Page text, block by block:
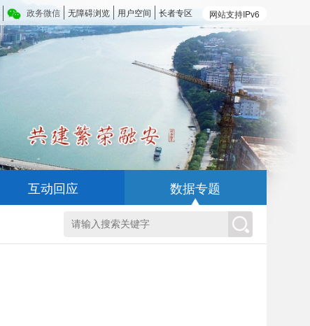
网站支持IPv6
政务微信 无障碍浏览 用户空间 长者专区
互动回应 数据专题